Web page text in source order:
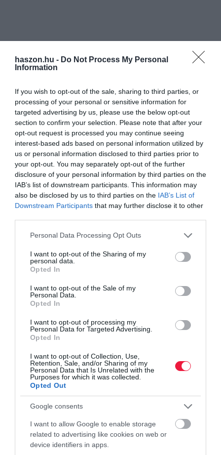
haszon.hu - Do Not Process My Personal
Information
If you wish to opt-out of the sale, sharing to third parties, or
processing of your personal or sensitive information for
targeted advertising by us, please use the below opt-out
section to confirm your selection. Please note that after your
opt-out request is processed you may continue seeing
interest-based ads based on personal information utilized by
us or personal information disclosed to third parties prior to
your opt-out. You may separately opt-out of the further
disclosure of your personal information by third parties on the
IAB’s list of downstream participants. This information may
also be disclosed by us to third parties on the IAB’s List of
Downstream Participants that may further disclose it to other
Please note that this website/app uses one or more Google
not limited to your visit or usage behaviour. You may click to
grant or deny consent to Google and its third-party tags to
use your data for below specified purposes in below Google
consent section.
Personal Data Processing Opt Outs
I want to opt-out of the Sharing of my
personal data.
Opted In
I want to opt-out of the Sale of my
Personal Data.
Opted In
I want to opt-out of processing my
Personal Data for Targeted Advertising.
Opted In
I want to opt-out of Collection, Use,
Retention, Sale, and/or Sharing of my
Personal Data that Is Unrelated with the
Purposes for which it was collected.
Opted Out
Google consents
I want to allow Google to enable storage
related to advertising like cookies on web or
device identifiers in apps.
Kaphatsz-e hitelt, ha készpénzben kapod a
fizetésed?
Bár a hazai bankok többsége a bankszámlára érkező munkabért
részesíti előnyben, készpénzes jövedelemmel sem lehetetlen
pénzintézet…